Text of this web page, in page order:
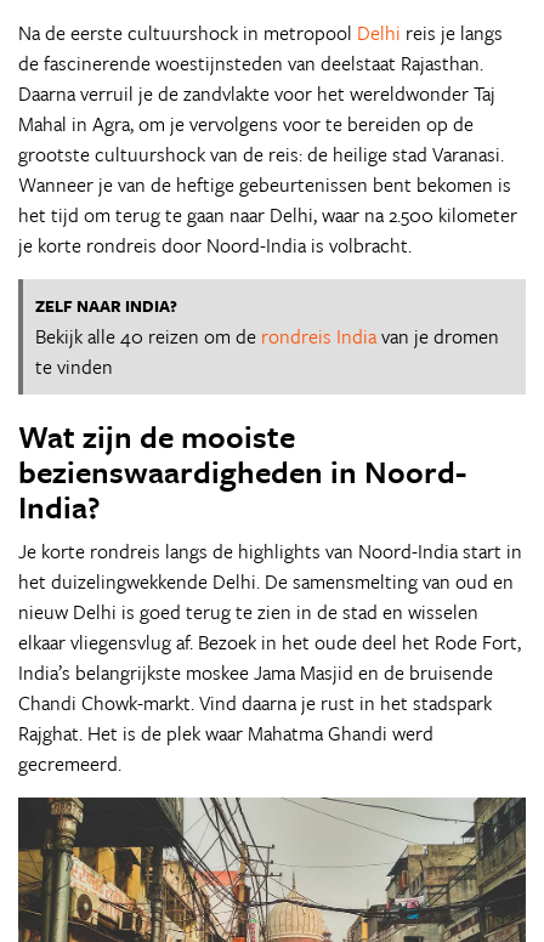
Na de eerste cultuurshock in metropool Delhi reis je langs
de fascinerende woestijnsteden van deelstaat Rajasthan.
Daarna verruil je de zandvlakte voor het wereldwonder Taj
Mahal in Agra, om je vervolgens voor te bereiden op de
grootste cultuurshock van de reis: de heilige stad Varanasi.
Wanneer je van de heftige gebeurtenissen bent bekomen is
het tijd om terug te gaan naar Delhi, waar na 2.500 kilometer
je korte rondreis door Noord-India is volbracht.
ZELF NAAR INDIA?
Bekijk alle 40 reizen om de rondreis Indiavan je dromen
te vinden
Wat zijn de mooiste
bezienswaardigheden in Noord-
India?
Je korte rondreis langs de highlights van Noord-India start in
het duizelingwekkende Delhi. De samensmelting van oud en
nieuw Delhi is goed terug te zien in de stad en wisselen
elkaar vliegensvlug af. Bezoek in het oude deel het Rode Fort,
India’s belangrijkste moskee Jama Masjid en de bruisende
Chandi Chowk-markt. Vind daarna je rust in het stadspark
Rajghat. Het is de plek waar Mahatma Ghandi werd
gecremeerd.